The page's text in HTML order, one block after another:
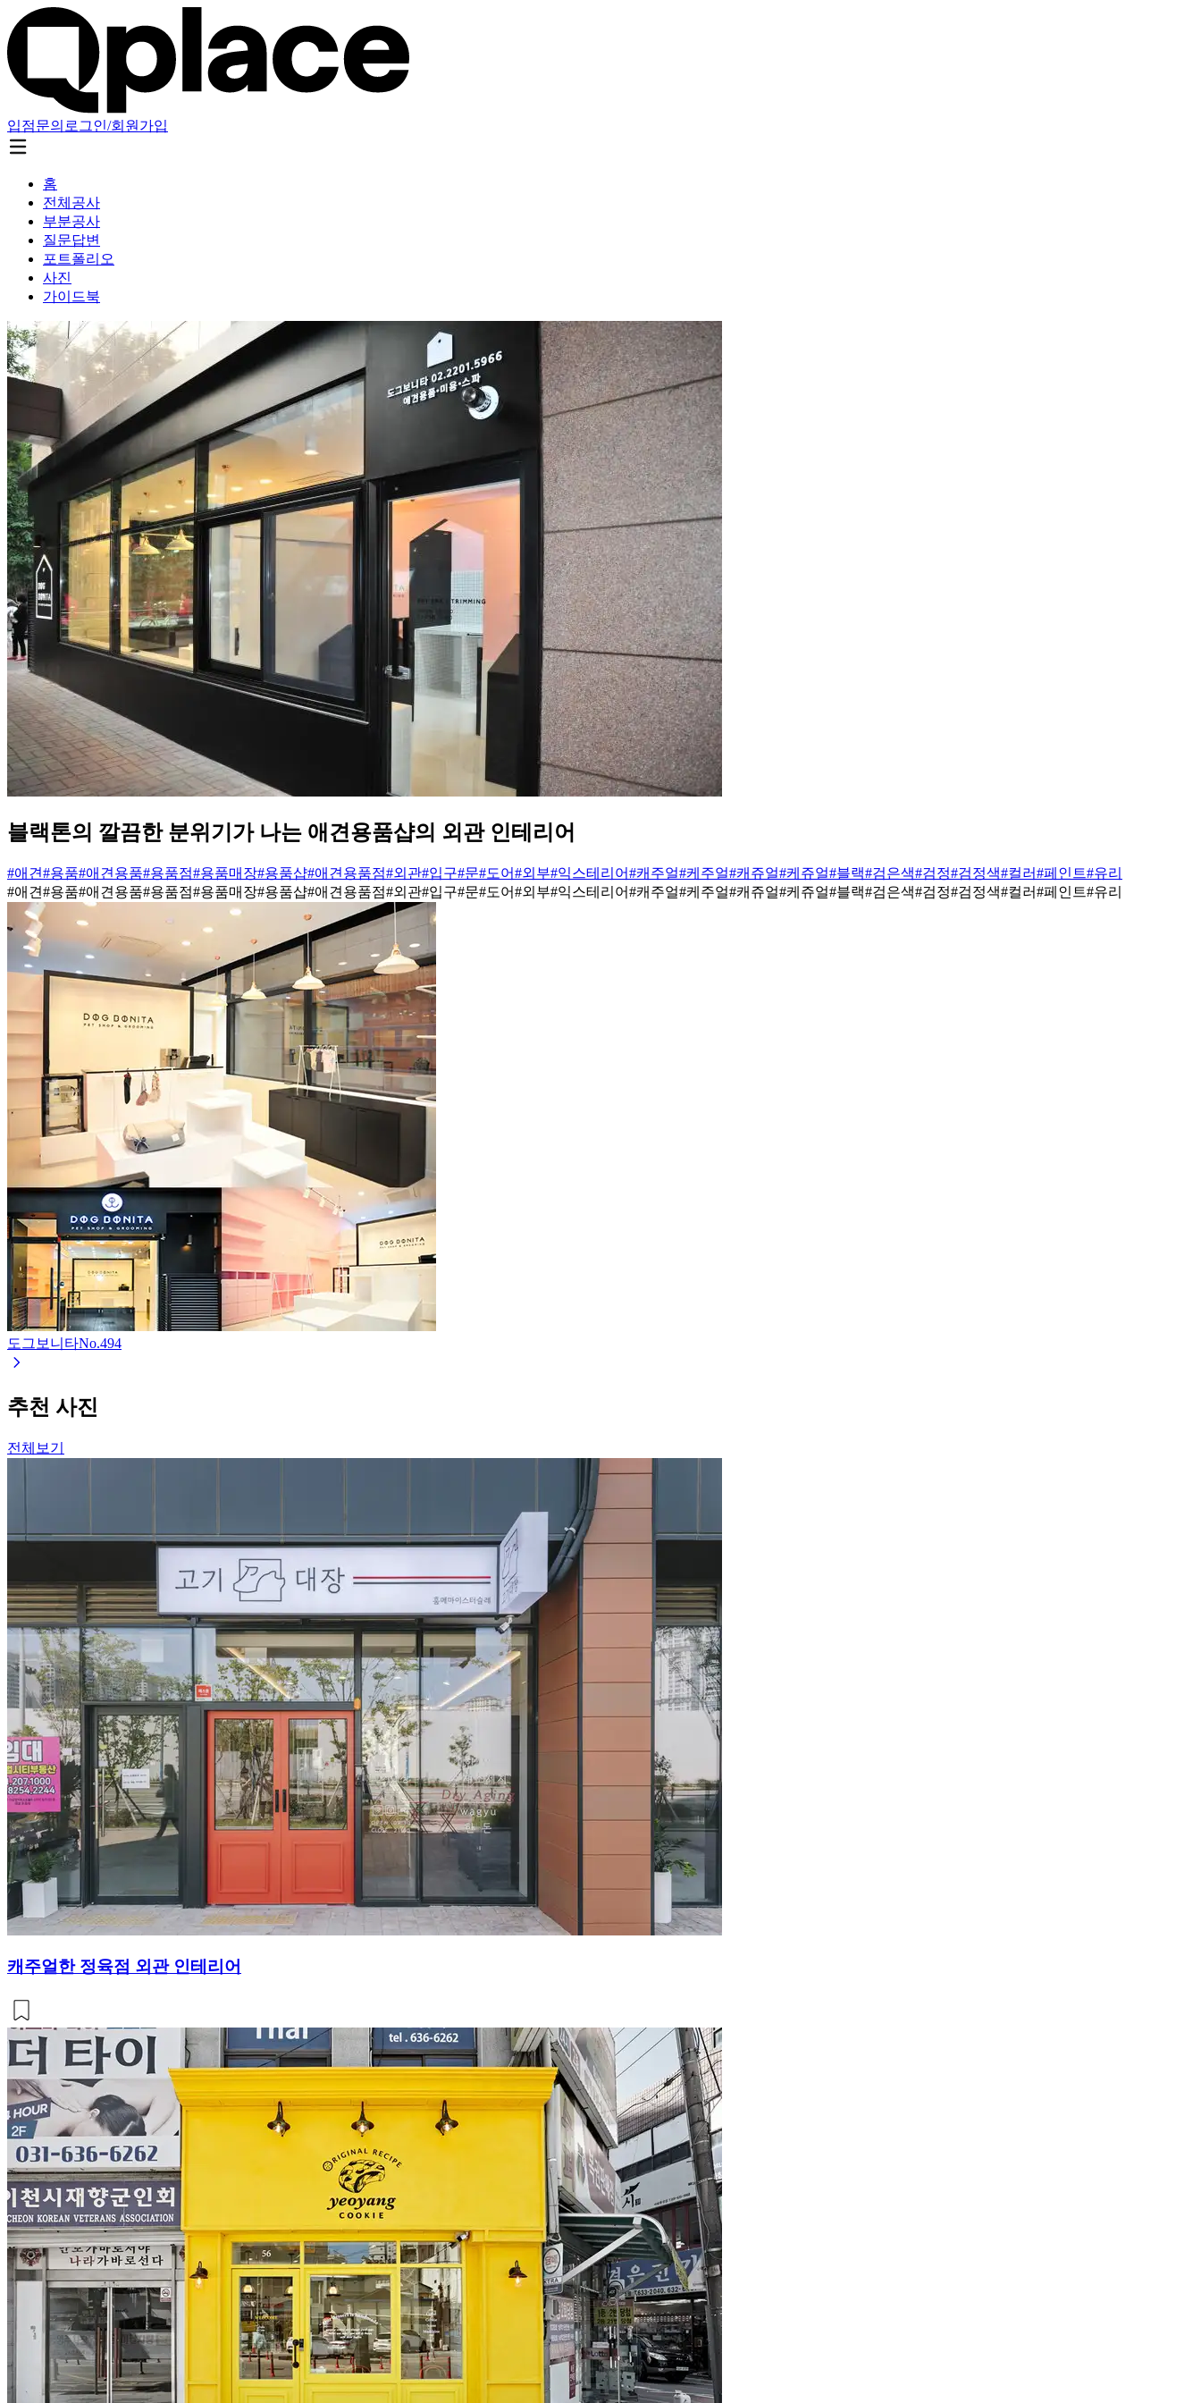
입점문의 로그인/회원가입
홈
전체공사
부분공사
질문답변
포트폴리오
사진
가이드북
블랙톤의 깔끔한 분위기가 나는 애견용품샵의 외관 인테리어
#애견#용품#애견용품#용품점#용품매장#용품샵#애견용품점#외관#입구#문#도어#외부#익스테리어#캐주얼#케주얼#캐쥬얼#케쥬얼#블랙#검은색#검정#검정색#컬러#페인트#유리
#애견#용품#애견용품#용품점#용품매장#용품샵#애견용품점#외관#입구#문#도어#외부#익스테리어#캐주얼#케주얼#캐쥬얼#케쥬얼#블랙#검은색#검정#검정색#컬러#페인트#유리
도그보니타No.494
추천 사진
전체보기
캐주얼한 정육점 외관 인테리어